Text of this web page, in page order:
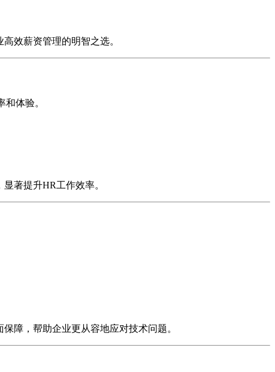
效薪资管理的明智之选。
体验。
著提升HR工作效率。
障，帮助企业更从容地应对技术问题。